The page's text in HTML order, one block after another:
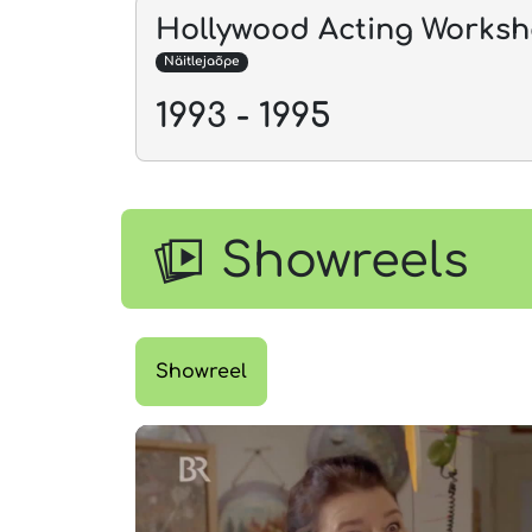
Hollywood Acting
Näitlejaõpe
1993 - 1995
Showreels
Showreel